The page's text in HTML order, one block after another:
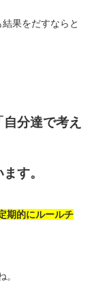
果をだすならと
分達で考え
す。
期的にルールチ
。